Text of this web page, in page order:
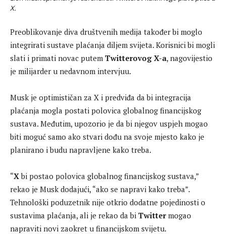
X.
Preoblikovanje diva društvenih medija također bi moglo
integrirati sustave plaćanja diljem svijeta. Korisnici bi mogli
slati i primati novac putem Twitterovog X-a, nagovijestio
je milijarder u nedavnom intervjuu.
Musk je optimističan za X i predviđa da bi integracija
plaćanja mogla postati polovica globalnog financijskog
sustava. Međutim, upozorio je da bi njegov uspjeh mogao
biti moguć samo ako stvari dođu na svoje mjesto kako je
planirano i budu napravljene kako treba.
“Xbi postao polovica globalnog financijskog sustava,”
rekao je Musk dodajući, “ako se napravi kako treba”.
Tehnološki poduzetnik nije otkrio dodatne pojedinosti o
sustavima plaćanja, ali je rekao da bi Twittermogao
napraviti novi zaokret u financijskom svijetu.